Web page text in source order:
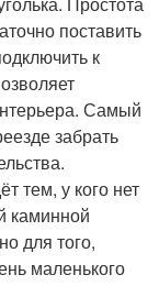
поставить
к
Самый
забрать
тем, у кого нет
каминной
для того,
маленького